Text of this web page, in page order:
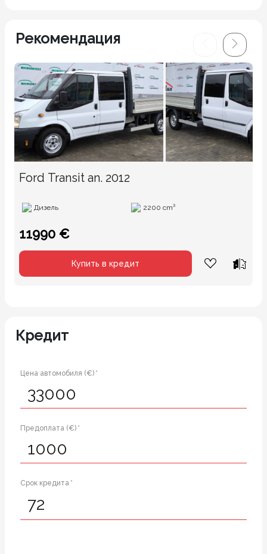
Рекомендация
Ford Transit an. 2012
Дизель 2200 cm³
11990 €
Купить в кредит
Кредит
Цена автомобиля (€) *
Предоплата (€) *
Срок кредита *